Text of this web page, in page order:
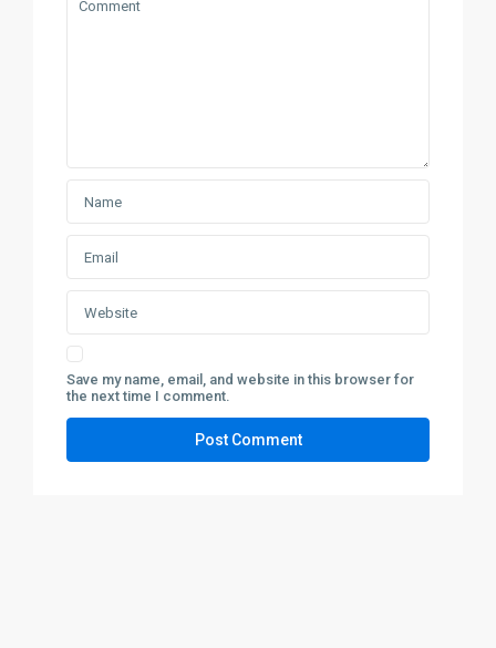
Save my name, email, and website in this browser for
the next time I comment.